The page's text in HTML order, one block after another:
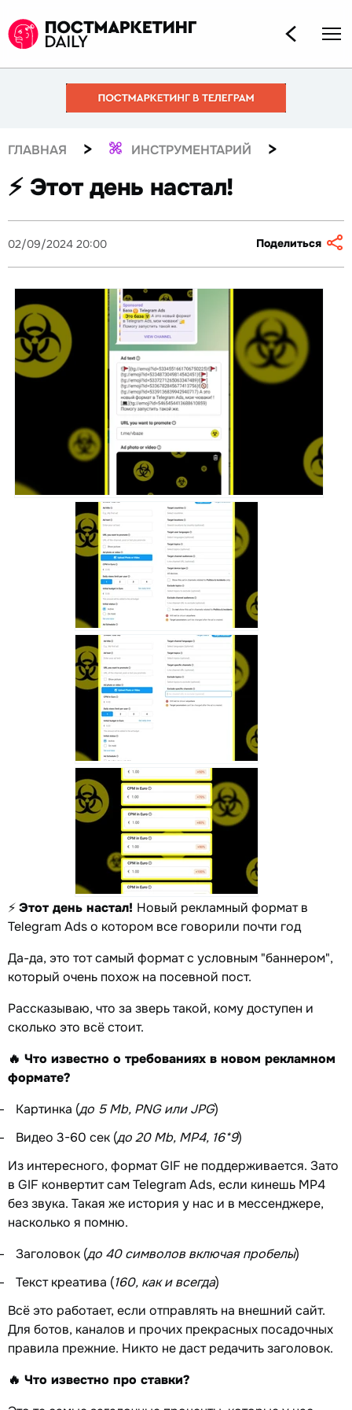
ГЛАВНАЯ > ИНСТРУМЕНТАРИЙ >
⚡️ Этот день настал!
02/09/2024 20:00 Поделиться
⚡️Этот день настал! Новый рекламный формат в
Telegram Ads о котором все говорили почти год
Да-да, это тот самый формат с условным "баннером",
который очень похож на посевной пост.
Рассказываю, что за зверь такой, кому доступен и
сколько это всё стоит.
🔥 Что известно о требованиях в новом рекламном
формате?
Картинка (до 5 Mb, PNG или JPG)
Видео 3-60 сек (до 20 Mb, MP4, 16*9)
Из интересного, формат GIF не поддерживается. Зато
в GIF конвертит сам Telegram Ads, если кинешь MP4
без звука. Такая же история у нас и в мессенджере,
насколько я помню.
Заголовок (до 40 символов включая пробелы)
Текст креатива (160, как и всегда)
Всё это работает, если отправлять на внешний сайт.
Для ботов, каналов и прочих прекрасных посадочных
правила прежние. Никто не даст редачить заголовок.
🔥 Что известно про ставки?